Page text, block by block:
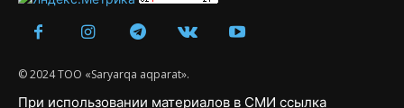
© 2024 ТОО «Saryarqa aqparat».
При использовании материалов в СМИ ссылка